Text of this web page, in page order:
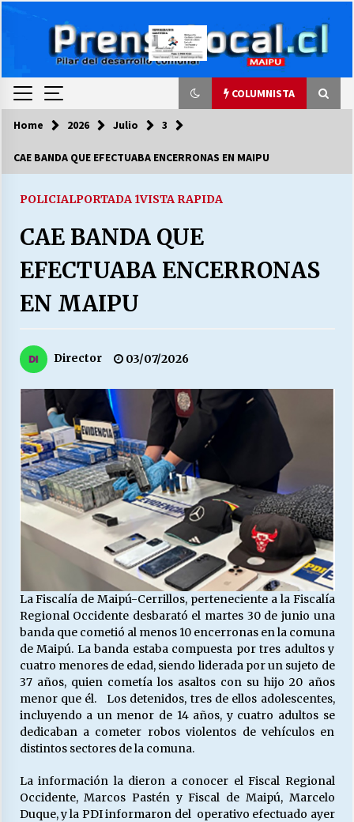
COLUMNISTA
COLUMNISTA
cuándo van a bajar?
HISTORIA
27/07/2026
MUNICIPALIDAD, TRABAJADORES, CLIMA
LABORAL:
13/07/2026
Escuela hospitalaria El Carmen de Maipu.
25/06/2026
¿Qué habrían dicho?
23/06/2026
VOLVER A SER ALTERNATIVA
16/06/2026
MUNICIPALIDADES, HONORARIOS, DESPIDOS
28/05/2026
16/05/2026
Home 2026 Julio 3
CAE BANDA QUE EFECTUABA ENCERRONAS EN MAIPU
POLICIALPORTADA 1VISTA RAPIDA
CAE BANDA QUE
EFECTUABA ENCERRONAS
EN MAIPU
Director 03/07/2026
La Fiscalía de Maipú-Cerrillos, perteneciente a la Fiscalía
Regional Occidente desbarató el martes 30 de junio una
banda que cometió al menos 10 encerronas en la comuna
de Maipú. La banda estaba compuesta por tres adultos y
cuatro menores de edad, siendo liderada por un sujeto de
37 años, quien cometía los asaltos con su hijo 20 años
menor que él. Los detenidos, tres de ellos adolescentes,
incluyendo a un menor de 14 años, y cuatro adultos se
dedicaban a cometer robos violentos de vehículos en
distintos sectores de la comuna.
La información la dieron a conocer el Fiscal Regional
Occidente, Marcos Pastén y Fiscal de Maipú, Marcelo
Duque, y la PDI informaron del operativo efectuado ayer